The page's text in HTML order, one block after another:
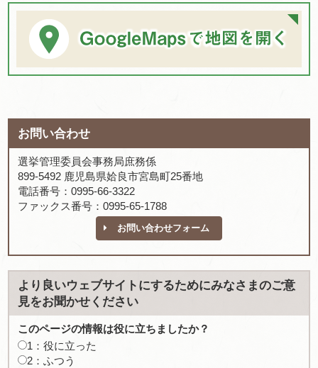
お問い合わせ
選挙管理委員会事務局庶務係
899-5492 鹿児島県姶良市宮島町25番地
電話番号：0995-66-3322
ファックス番号：0995-65-1788
お問い合わせフォーム
より良いウェブサイトにするためにみなさまのご意
見をお聞かせください
このページの情報は役に立ちましたか？
1：役に立った
2：ふつう